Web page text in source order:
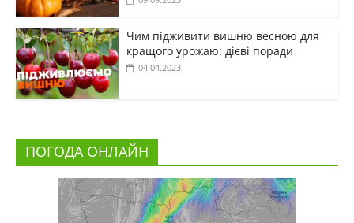
Чим підживити вишню весною для
кращого урожаю: дієві поради
04.04.2023
ПОГОДА ОНЛАЙН